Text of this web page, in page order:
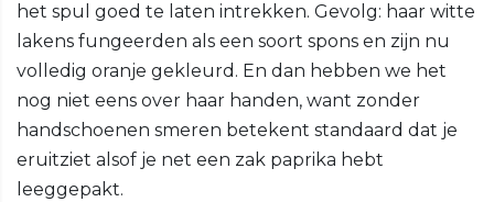
het spul goed te laten intrekken. Gevolg: haar witte
lakens fungeerden als een soort spons en zijn nu
volledig oranje gekleurd. En dan hebben we het
nog niet eens over haar handen, want zonder
handschoenen smeren betekent standaard dat je
eruitziet alsof je net een zak paprika hebt
leeggepakt.